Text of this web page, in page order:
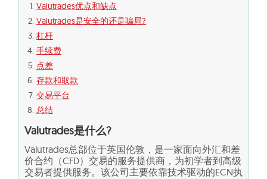
Valutrades优点和缺点
Valutrades是安全的还是骗局?
杠杆
手续费
点差
存款和取款
交易平台
总结
Valutrades是什么?
Valutrades总部位于英国伦敦，是一家面向外汇和差
价合约（CFD）交易的服务提供商，为初学者到高级
交易者提供服务。该公司主要依靠技术驱动的ECN执